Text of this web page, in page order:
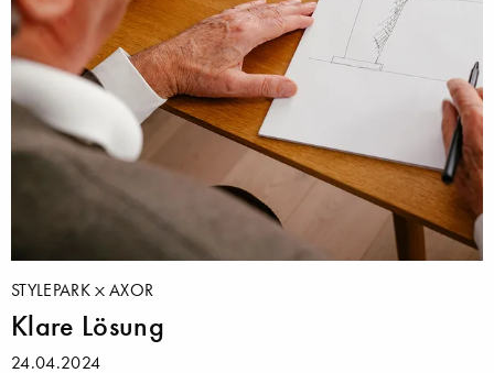
STYLEPARK AXOR
Klare Lösung
24.04.2024